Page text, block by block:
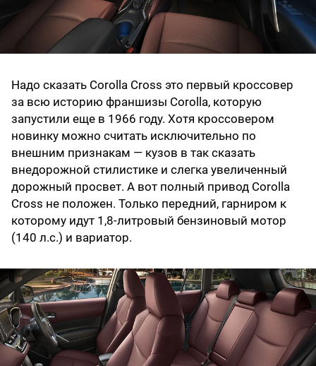
Надо сказать Corolla Cross это первый кроссовер
за всю историю франшизы Corolla, которую
запустили еще в 1966 году. Хотя кроссовером
новинку можно считать исключительно по
внешним признакам — кузов в так сказать
внедорожной стилистике и слегка увеличенный
дорожный просвет. А вот полный привод Corolla
Cross не положен. Только передний, гарниром к
которому идут 1,8-литровый бензиновый мотор
(140 л.с.) и вариатор.